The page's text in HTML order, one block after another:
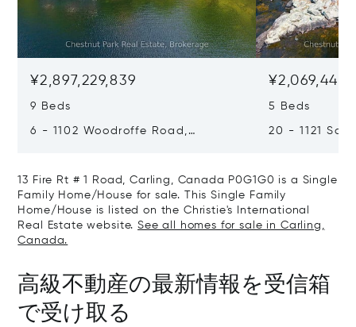
¥2,897,229,839
9 Beds
6 - 1102 Woodroffe Road,
5 Beds
20 - 1121
13 Fire Rt # 1 Road, Carling, Canada P0G1G0 is a Single
Family Home/House for sale. This Single Family
Home/House is listed on the Christie's International
Real Estate website.See all homes for sale in Carling,
Canada.
高級不動産の最新情報を受信箱
で受け取る